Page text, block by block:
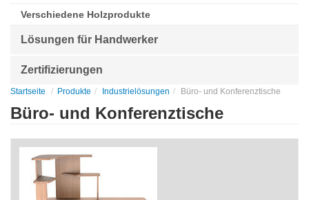
Verschiedene Holzprodukte
Lösungen für Handwerker
Zertifizierungen
Startseite Produkte Industrielösungen Büro- und Konferenztische
Büro- und Konferenztische